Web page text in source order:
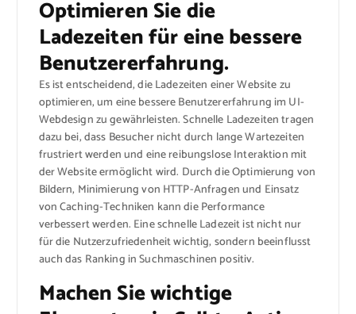
Optimieren Sie die
Ladezeiten für eine bessere
Benutzererfahrung.
Es ist entscheidend, die Ladezeiten einer Website zu
optimieren, um eine bessere Benutzererfahrung im UI-
Webdesign zu gewährleisten. Schnelle Ladezeiten tragen
dazu bei, dass Besucher nicht durch lange Wartezeiten
frustriert werden und eine reibungslose Interaktion mit
der Website ermöglicht wird. Durch die Optimierung von
Bildern, Minimierung von HTTP-Anfragen und Einsatz
von Caching-Techniken kann die Performance
verbessert werden. Eine schnelle Ladezeit ist nicht nur
für die Nutzerzufriedenheit wichtig, sondern beeinflusst
auch das Ranking in Suchmaschinen positiv.
Machen Sie wichtige